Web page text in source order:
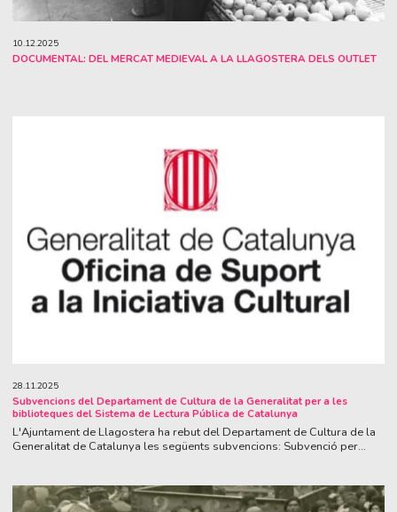
10.12.2025
DOCUMENTAL: DEL MERCAT MEDIEVAL A LA LLAGOSTERA DELS OUTLET
28.11.2025
Subvencions del Departament de Cultura de la Generalitat per a les
biblioteques del Sistema de Lectura Pública de Catalunya
L'Ajuntament de Llagostera ha rebut del Departament de Cultura de la
Generalitat de Catalunya les següents subvencions: Subvenció per...